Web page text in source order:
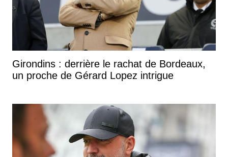
Girondins : derrière le rachat de Bordeaux,
un proche de Gérard Lopez intrigue